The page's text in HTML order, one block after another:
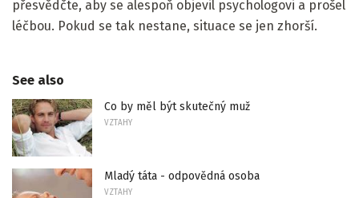
přesvědčte, aby se alespoň objevil psychologovi a prošel
léčbou. Pokud se tak nestane, situace se jen zhorší.
See also
Co by měl být skutečný muž
VZTAHY
Mladý táta - odpovědná osoba
VZTAHY